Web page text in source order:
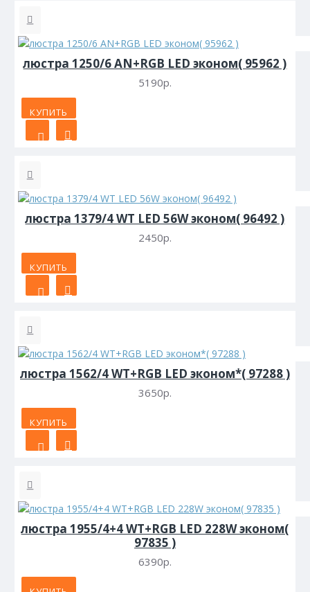
люстра 1250/6 AN+RGB LED эконом( 95962 )
5190р.
КУПИТЬ
люстра 1379/4 WT LED 56W эконом( 96492 )
2450р.
КУПИТЬ
люстра 1562/4 WT+RGB LED эконом*( 97288 )
3650р.
КУПИТЬ
люстра 1955/4+4 WT+RGB LED 228W эконом(
97835 )
6390р.